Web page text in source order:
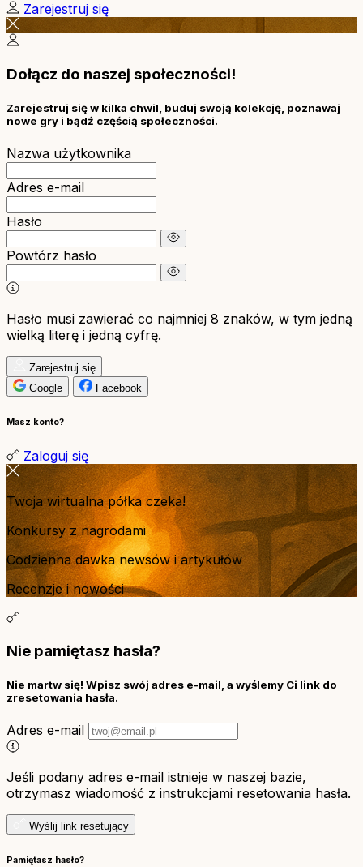
Zarejestruj się
Dołącz do naszej społeczności!
Zarejestruj się w kilka chwil, buduj swoją kolekcję, poznawaj
nowe gry i bądź częścią społeczności.
Nazwa użytkownika
Adres e-mail
Hasło
Powtórz hasło
Hasło musi zawierać co najmniej 8 znaków, w tym jedną
wielką literę i jedną cyfrę.
Zarejestruj się
Google
Facebook
Masz konto?
Zaloguj się
Twoja wirtualna półka czeka!
Konkursy z nagrodami
Codzienna dawka newsów i artykułów
Recenzje i nowości
Nie pamiętasz hasła?
Nie martw się! Wpisz swój adres e-mail, a wyślemy Ci link do
zresetowania hasła.
Adres e-mail
Jeśli podany adres e-mail istnieje w naszej bazie,
otrzymasz wiadomość z instrukcjami resetowania hasła.
Wyślij link resetujący
Pamiętasz hasło?